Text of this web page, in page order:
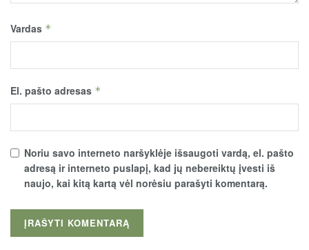
Vardas *
El. pašto adresas *
Noriu savo interneto naršyklėje išsaugoti vardą, el. pašto
adresą ir interneto puslapį, kad jų nebereiktų įvesti iš
naujo, kai kitą kartą vėl norėsiu parašyti komentarą.